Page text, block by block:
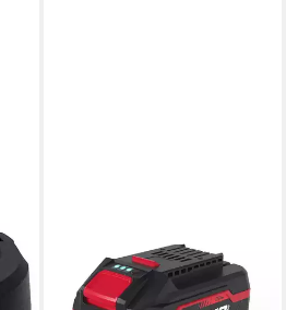
APPV 18-30 Akku (18 V),
E³,Li-Ion
49,90 €